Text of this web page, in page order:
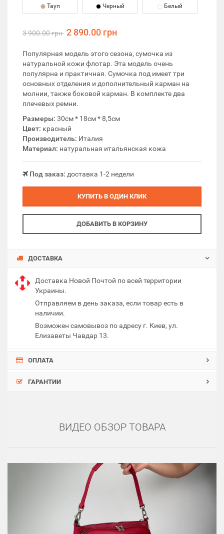
Тауп Черный Белый
3 900.00 грн 2 890.00 грн
Популярная модель этого сезона, сумочка из
натуральной кожи флотар. Эта модель очень
популярна и практичная. Сумочка под имеет три
основных отделения и дополнительный карман на
молнии, также боковой карман. В комплекте два
плечевых ремни.
Размеры: 30см * 18см * 8,5см
Цвет: красный
Производитель: Италия
Материал: натуральная итальянская кожа
Под заказ: доставка 1-2 недели
КУПИТЬ В ОДИН КЛИК
ДОБАВИТЬ В КОРЗИНУ
ДОСТАВКА
Доставка Новой Почтой по всей территории
Украины.
Отправляем в день заказа, если товар есть в
наличии.
Возможен самовывоз по адресу г. Киев, ул.
Елизаветы Чавдар 13.
ОПЛАТА
ГАРАНТИИ
ВИДЕО ОБЗОР ТОВАРА